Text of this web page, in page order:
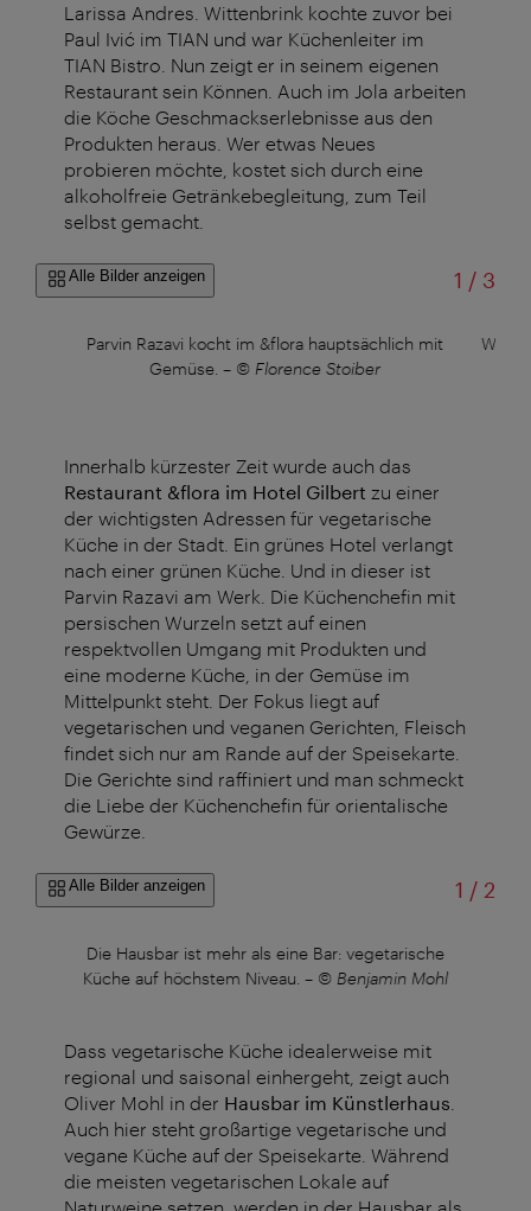
Larissa Andres. Wittenbrink kochte zuvor bei
Paul Ivić im TIAN und war Küchenleiter im
TIAN Bistro. Nun zeigt er in seinem eigenen
Restaurant sein Können. Auch im Jola arbeiten
die Köche Geschmackserlebnisse aus den
Produkten heraus. Wer etwas Neues
probieren möchte, kostet sich durch eine
alkoholfreie Getränkebegleitung, zum Teil
selbst gemacht.
Alle Bilder anzeigen 1 /von
3
Parvin Razavi kocht im &flora hauptsächlich mit
Gemüse. – © Florence Stoiber
Innerhalb kürzester Zeit wurde auch das
Restaurant &flora im Hotel Gilbert zu einer
der wichtigsten Adressen für vegetarische
Küche in der Stadt. Ein grünes Hotel verlangt
nach einer grünen Küche. Und in dieser ist
Parvin Razavi am Werk. Die Küchenchefin mit
persischen Wurzeln setzt auf einen
respektvollen Umgang mit Produkten und
eine moderne Küche, in der Gemüse im
Mittelpunkt steht. Der Fokus liegt auf
vegetarischen und veganen Gerichten, Fleisch
findet sich nur am Rande auf der Speisekarte.
Die Gerichte sind raffiniert und man schmeckt
die Liebe der Küchenchefin für orientalische
Gewürze.
Alle Bilder anzeigen 1 /von
2
Die Hausbar ist mehr als eine Bar: vegetarische
Küche auf höchstem Niveau. – © Benjamin Mohl
Dass vegetarische Küche idealerweise mit
regional und saisonal einhergeht, zeigt auch
Oliver Mohl in der Hausbar im Künstlerhaus
Auch hier steht großartige vegetarische und
vegane Küche auf der Speisekarte. Während
die meisten vegetarischen Lokale auf